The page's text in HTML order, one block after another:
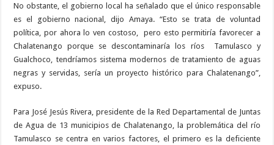
No obstante, el gobierno local ha señalado que el único responsable
es el gobierno nacional, dijo Amaya. “Esto se trata de voluntad
política, por ahora lo ven costoso,
pero esto permitiría favorecer a
Chalatenango porque se descontaminaría los ríos
Tamulasco y
Gualchoco, tendríamos sistema modernos de tratamiento de aguas
negras y servidas, sería un proyecto histórico para Chalatenango”,
expuso.
Para José Jesús Rivera, presidente de la Red Departamental de Juntas
de Agua de 13 municipios de Chalatenango, la problemática del río
Tamulasco se centra en varios factores, el primero es la deficiente